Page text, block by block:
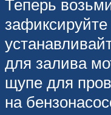
Теперь
для залива
щупе для
на